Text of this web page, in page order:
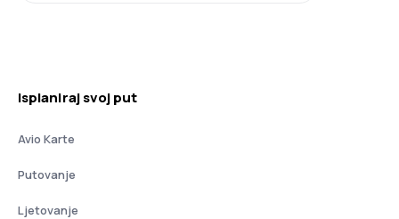
Isplaniraj svoj put
Avio Karte
Putovanje
Ljetovanje